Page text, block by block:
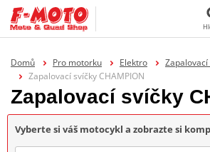
Domů Pro motorku Elektro
Zapalovací
Zapalovací svíčky CHAMPION
Zapalovací svíčky
Vyberte si váš motocykl a zobrazte si